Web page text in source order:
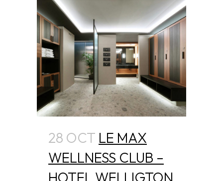
28 OCT LE MAX
WELLNESS CLUB –
HOTEL WELLIGTON